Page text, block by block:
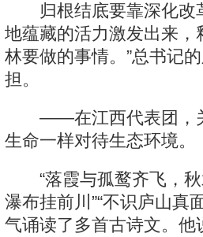
归根结底要靠深化改
地蕴藏的活力激发出来，
林要做的事情。”总书记
担。
——在江西代表团，关
生命一样对待生态环境。
“落霞与孤鹜齐飞，秋
瀑布挂前川”“不识庐山
气诵读了多首古诗文。